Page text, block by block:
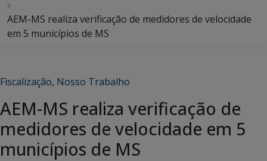
AEM-MS realiza verificação de medidores de velocidade
em 5 municípios de MS
Fiscalização, Nosso Trabalho
AEM-MS realiza verificação de
medidores de velocidade em 5
municípios de MS